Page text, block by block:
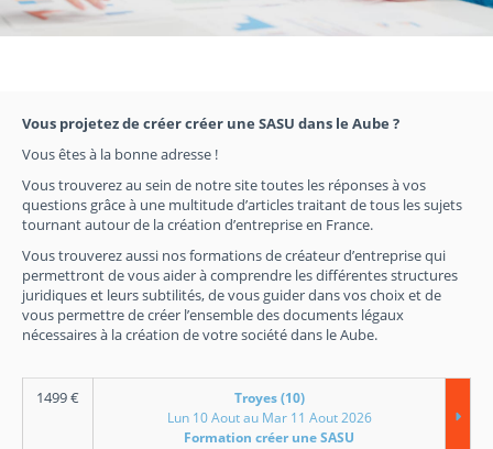
Vous projetez de créer créer une SASU dans le Aube ?
Vous êtes à la bonne adresse !
Vous trouverez au sein de notre site toutes les réponses à vos
questions grâce à une multitude d’articles traitant de tous les sujets
tournant autour de la création d’entreprise en France.
Vous trouverez aussi nos formations de créateur d’entreprise qui
permettront de vous aider à comprendre les différentes structures
juridiques et leurs subtilités, de vous guider dans vos choix et de
vous permettre de créer l’ensemble des documents légaux
nécessaires à la création de votre société dans le Aube.
1499€
Troyes (10)
Lun 10 Aout au Mar 11 Aout 2026
Formation créer une SASU